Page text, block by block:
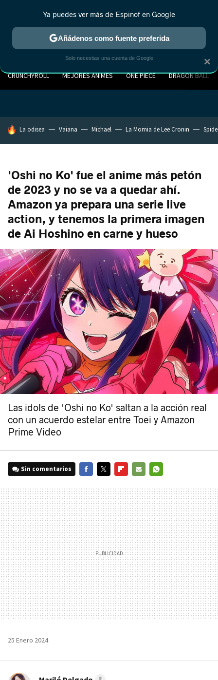
CRUNCHYROLL MEJORES ANIMES ONE PIECE DRAGON BALL
HOY SE HABLA DE
La odisea Vaiana Michael La Momia de Lee Cronin
'Oshi no Ko' fue el anime más petón
de 2023 y no se va a quedar ahí.
Amazon ya prepara una serie live
action, y tenemos la primera imagen
de Ai Hoshino en carne y hueso
Las idols de 'Oshi no Ko' saltan a la acción real
con un acuerdo estelar entre Toei y Amazon
Prime Video
Sin comentarios
MAIL
25 Enero 2024
×
Ya puedes ver más de Espinof en Google
Añádenos como fuente preferida
Solo necesitas una cuenta de Google